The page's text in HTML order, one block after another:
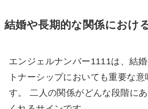
結婚や長期的な関係におけ
エンジェルナンバー1111は、結
トナーシップにおいても重要な意
す。 二人の関係がどんな段階に